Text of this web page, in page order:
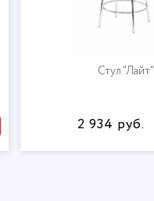
Стул "Лайт"
2 934 руб.